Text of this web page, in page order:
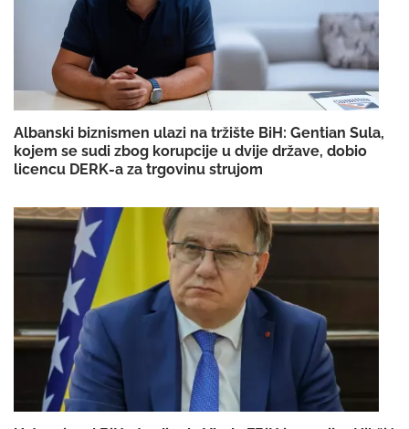
Albanski biznismen ulazi na tržište BiH: Gentian Sula,
kojem se sudi zbog korupcije u dvije države, dobio
licencu DERK-a za trgovinu strujom